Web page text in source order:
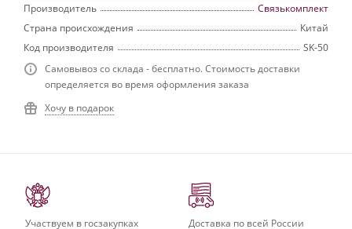
Производитель
Связькомплект
Страна происхождения
Китай
Код производителя
SK-50
Самовывоз со склада - бесплатно. Стоимость доставки
определяется во время оформления заказа
Хочу в подарок
Участвуем в госзакупках
Доставка по всей России